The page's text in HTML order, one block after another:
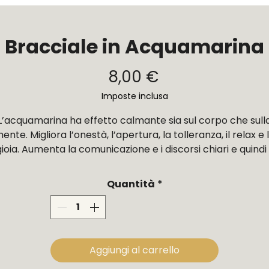
Bracciale in Acquamarina
8,00 €Prezzo
Imposte inclusa
ha effetto calmante sia sul corpo che
Migliora l’onestà, l’apertura, la tolleranza, il relax e
Aumenta la comunicazione e i discorsi chiari e quindi
fronte a un pubblico o a un’aula. È una buona pietra da
indossare quando si devono concludere alcune cose perché
crea un’atmosfera dinamica, aumenta la perseveranza,
l'orientamento e il successo. L'acquamarina fa da supporto
durante la meditazione perché aumenta la crescita
spirituale, l’intuizione e la chiarezza.
Dal punto di vista fisico, la pietra ha un effetto rinfrescante,
Quantità *
Aggiungi al carrello